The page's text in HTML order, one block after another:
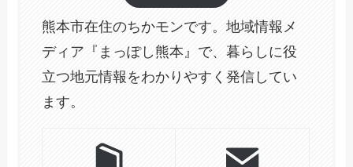
熊本市在住のちかモンです。地域情報メ
ディア『まっぽし熊本』で、暮らしに役
立つ地元情報をわかりやすく発信してい
ます。